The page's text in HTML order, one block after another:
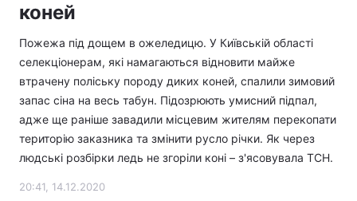
коней
Пожежа під дощем в ожеледицю. У Київській області
селекціонерам, які намагаються відновити майже
втрачену поліську породу диких коней, спалили зимовий
запас сіна на весь табун. Підозрюють умисний підпал,
адже ще раніше завадили місцевим жителям перекопати
територію заказника та змінити русло річки. Як через
людські розбірки ледь не згоріли коні – з'ясовувала ТСН.
20:41, 14.12.2020